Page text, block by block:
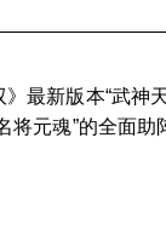
最新版本“武神
元魂”的全面